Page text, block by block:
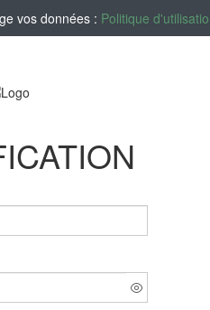
vos données : Politique